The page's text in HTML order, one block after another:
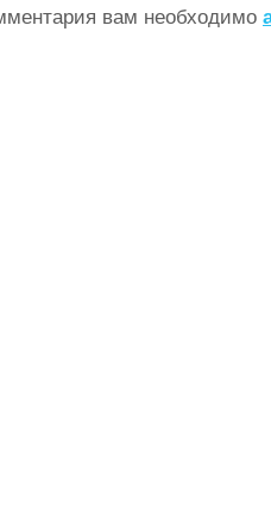
вам необходимо